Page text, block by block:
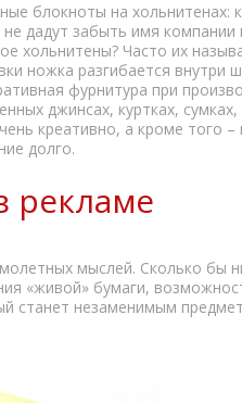
блокноты на хольнитенах:
дадут забыть имя компании
хольнитены? Часто их
ножка разгибается внутри
фурнитура при
джинсах, куртках,
креативно, а кроме того
долго.
рекламе
мыслей. Сколько бы
«живой» бумаги,
станет незаменимым